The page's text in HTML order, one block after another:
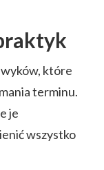
które
terminu.
je
wszystko